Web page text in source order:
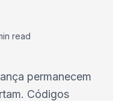
read
permanecem
Códigos